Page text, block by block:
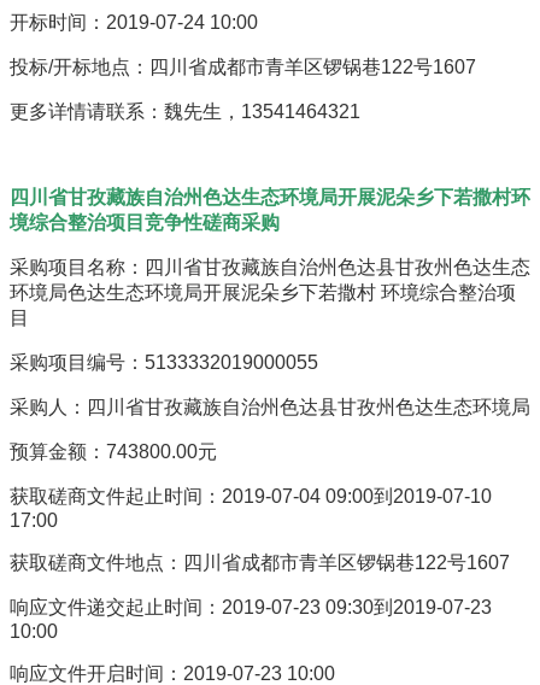
开标时间：2019-07-24 10:00
投标/开标地点：四川省成都市青羊区锣锅巷122号1607
更多详情请联系：魏先生，13541464321
四川省甘孜藏族自治州色达生态环境局开展泥朵乡下若撒村环
境综合整治项目竞争性磋商采购
采购项目名称：四川省甘孜藏族自治州色达县甘孜州色达生态
环境局色达生态环境局开展泥朵乡下若撒村 环境综合整治项
目
采购项目编号：5133332019000055
采购人：四川省甘孜藏族自治州色达县甘孜州色达生态环境局
预算金额：743800.00元
获取磋商文件起止时间：2019-07-04 09:00到2019-07-10
17:00
获取磋商文件地点：四川省成都市青羊区锣锅巷122号1607
响应文件递交起止时间：2019-07-23 09:30到2019-07-23
10:00
响应文件开启时间：2019-07-23 10:00